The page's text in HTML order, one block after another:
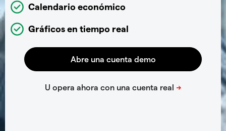
Calendario económico
Gráficos en tiempo real